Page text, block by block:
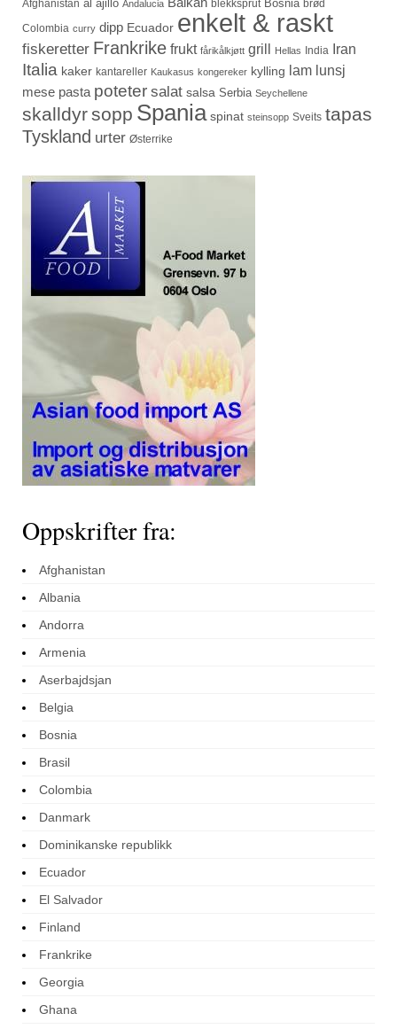
Afghanistan al ajillo Andalucia blekksprut Bosnia brød
Colombia curry dipp Ecuador enkelt & raskt
fiskeretter Frankrike frukt fårikålkjøtt grill Hellas India Iran
Italia kaker kantareller Kaukasus kongereker kylling lam lunsj
mese pasta poteter salat salsa Serbia Seychellene
skalldyrsopp Spania spinat steinsopp Sveits tapas
Tyskland urter Østerrike
Oppskrifter fra:
Afghanistan
Albania
Andorra
Armenia
Aserbajdsjan
Belgia
Bosnia
Brasil
Colombia
Danmark
Dominikanske republikk
Ecuador
El Salvador
Finland
Frankrike
Georgia
Ghana